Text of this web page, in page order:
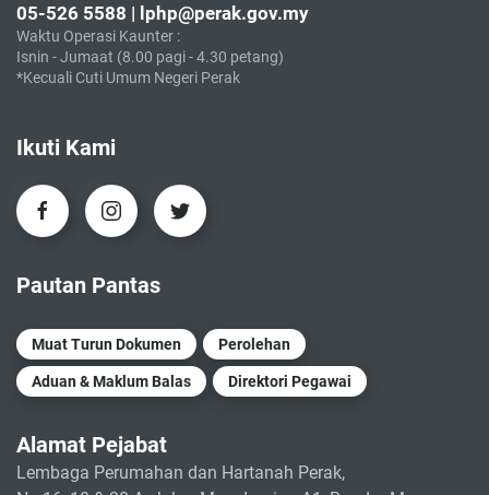
05-526 5588 | lphp@perak.gov.my
Waktu Operasi Kaunter :
Isnin - Jumaat (8.00 pagi - 4.30 petang)
*Kecuali Cuti Umum Negeri Perak
Ikuti Kami
Pautan Pantas
Muat Turun Dokumen Perolehan
Aduan & Maklum Balas Direktori Pegawai
Alamat Pejabat
Lembaga Perumahan dan Hartanah Perak,